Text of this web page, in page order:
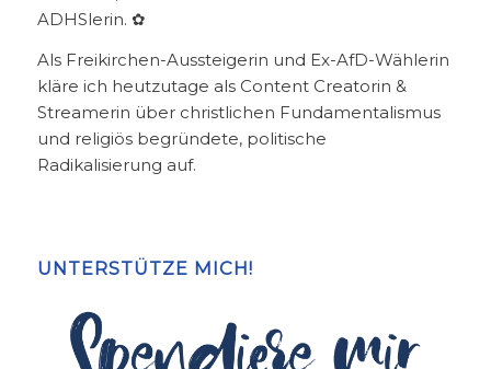
ADHSlerin. ✿
Als Freikirchen-Aussteigerin und Ex-AfD-Wählerin
kläre ich heutzutage als Content Creatorin &
Streamerin über christlichen Fundamentalismus
und religiös begründete, politische
Radikalisierung auf.
UNTERSTÜTZE MICH!